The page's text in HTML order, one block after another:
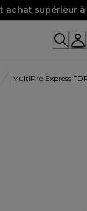
achat supérieur
MultiPro Express